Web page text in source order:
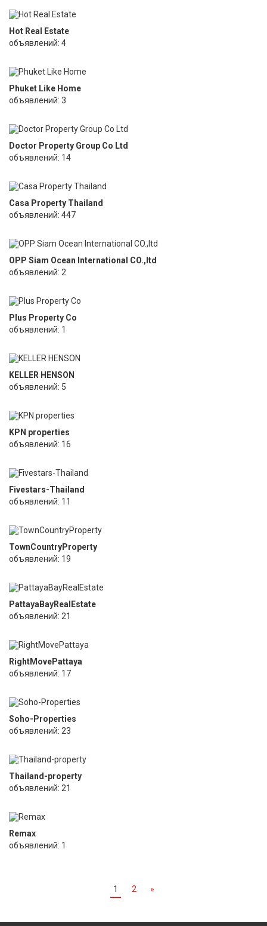
Hot Real Estate
объявлений: 4
Phuket Like Home
объявлений: 3
Doctor Property Group Co Ltd
объявлений: 14
Casa Property Thailand
объявлений: 447
OPP Siam Ocean International CO.,ltd
объявлений: 2
Plus Property Co
объявлений: 1
KELLER HENSON
объявлений: 5
KPN properties
объявлений: 16
Fivestars-Thailand
объявлений: 11
TownCountryProperty
объявлений: 19
PattayaBayRealEstate
объявлений: 21
RightMovePattaya
объявлений: 17
Soho-Properties
объявлений: 23
Thailand-property
объявлений: 21
Remax
объявлений: 1
1 2 »